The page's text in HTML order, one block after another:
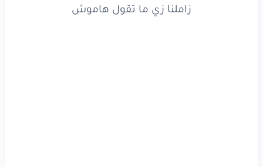
تشوفنفسك في عين
زاملنا زي ما تقول هاموش